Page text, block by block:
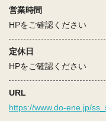
営業時間
HPをご確認ください
定休日
HPをご確認ください
URL
https://www.do-ene.jp/